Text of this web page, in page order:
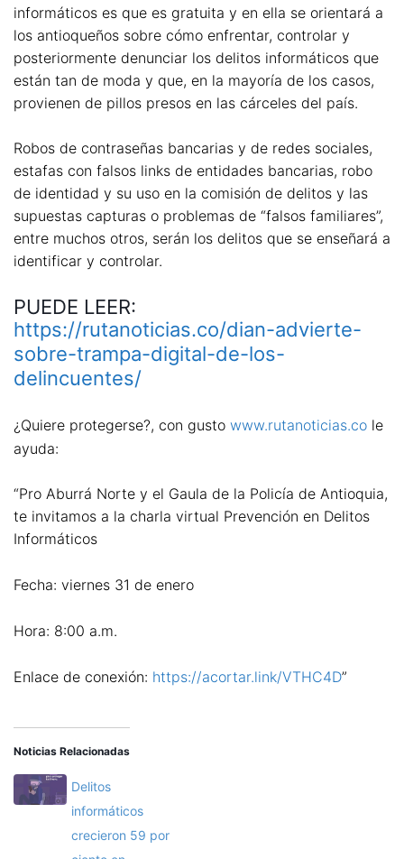
informáticos es que es gratuita y en ella se orientará a
los antioqueños sobre cómo enfrentar, controlar y
posteriormente denunciar los delitos informáticos que
están tan de moda y que, en la mayoría de los casos,
provienen de pillos presos en las cárceles del país.
Robos de contraseñas bancarias y de redes sociales,
estafas con falsos links de entidades bancarias, robo
de identidad y su uso en la comisión de delitos y las
supuestas capturas o problemas de “falsos familiares”,
entre muchos otros, serán los delitos que se enseñará a
identificar y controlar.
PUEDE LEER:
https://rutanoticias.co/dian-advierte-
sobre-trampa-digital-de-los-
delincuentes/
¿Quiere protegerse?, con gusto www.rutanoticias.co le
ayuda:
“Pro Aburrá Norte y el Gaula de la Policía de Antioquia,
te invitamos a la charla virtual Prevención en Delitos
Informáticos
Fecha: viernes 31 de enero
Hora: 8:00 a.m.
Enlace de conexión: https://acortar.link/VTHC4D”
Noticias Relacionadas
Delitos
informáticos
crecieron 59 por